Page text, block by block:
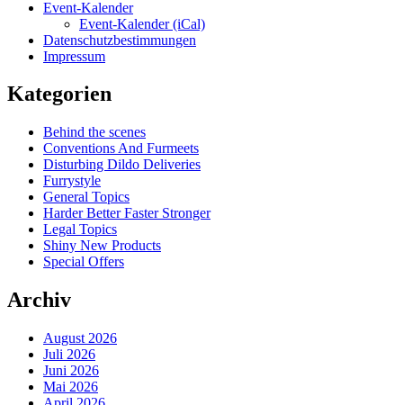
Event-Kalender
Event-Kalender (iCal)
Datenschutzbestimmungen
Impressum
Kategorien
Behind the scenes
Conventions And Furmeets
Disturbing Dildo Deliveries
Furrystyle
General Topics
Harder Better Faster Stronger
Legal Topics
Shiny New Products
Special Offers
Archiv
August 2026
Juli 2026
Juni 2026
Mai 2026